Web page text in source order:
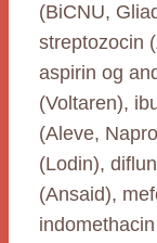
(BiCNU,
streptozocin
aspirin og
(Voltaren),
(Aleve,
(Lodin),
(Ansaid),